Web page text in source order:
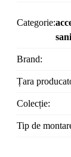
Categorie:
Brand:
Țara
Colecție:
Tip de